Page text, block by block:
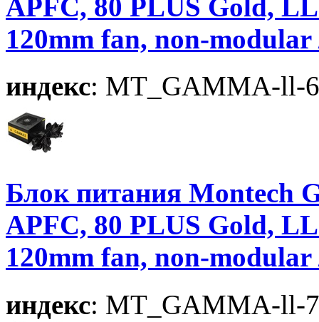
APFC, 80 PLUS Gold,
120mm fan, non-
индекс: MT_GAMMA-ll-
Блок питания Montech
APFC, 80 PLUS Gold,
120mm fan, non-
индекс: MT_GAMMA-ll-